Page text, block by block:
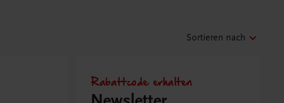
Sortieren nach
Rabattcode erhalten